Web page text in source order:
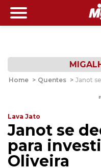
Home > Quentes > Janot
Lava Jato
Janot se
para
Oliveira